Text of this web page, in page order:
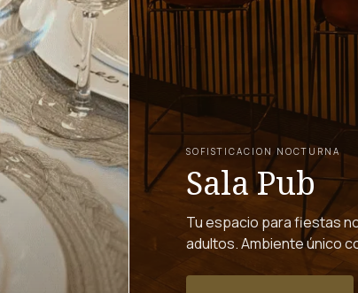
SOFISTICACION NOCTURNA
Sala Pub
Tu espacio para fiestas
adultos. Ambiente único